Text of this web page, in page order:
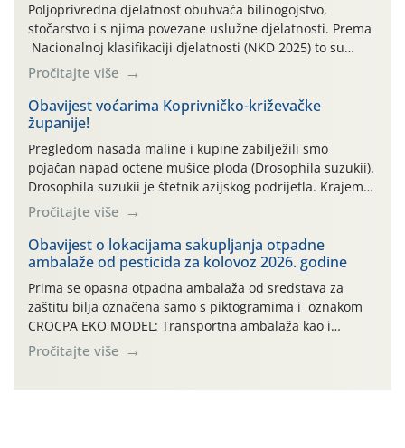
Poljoprivredna djelatnost obuhvaća bilinogojstvo,
stočarstvo i s njima povezane uslužne djelatnosti. Prema
Nacionalnoj klasifikaciji djelatnosti (NKD 2025) to su
skupne 01.1, 01.2, 01.3, 01.4, 01.5 i 01.6. Djelatnost
prerade poljoprivrednih proizvoda je svako djelovanje na
poljoprivredni proizvod čiji je rezultat proizvod koji
također može biti poljoprivredni proizvod poput npr.
maslinovog ulja, bučinog ulja, vino od […]
Pročitajte više
Obavijest voćarima Koprivničko-križevačke
županije!
Pregledom nasada maline i kupine zabilježili smo
pojačan napad octene mušice ploda (Drosophila suzukii).
Drosophila suzukii je štetnik azijskog podrijetla. Krajem
2010. godine prvi puta je registriran u Hrvatskoj, a u
rujnu 2016. godine na našem su području zabilježene
gospodarski važne štete. Riječ je o štetniku vrlo sličnom
dobro poznatoj vinskoj mušici, no za razliku […]
Pročitajte više
Obavijest o lokacijama sakupljanja otpadne
ambalaže od pesticida za kolovoz 2026. godine
Prima se opasna otpadna ambalaža od sredstava za
zaštitu bilja označena samo s piktogramima i oznakom
CROCPA EKO MODEL: Transportna ambalaža kao i
ambalaža drugih proizvoda koji nisu sredstva za zaštitu
bilja (npr. ambalaža od mineralnih gnojiva,) se ne
Pročitajte više